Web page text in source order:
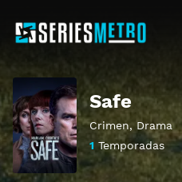
Safe
Crimen,Drama
1 Temporadas